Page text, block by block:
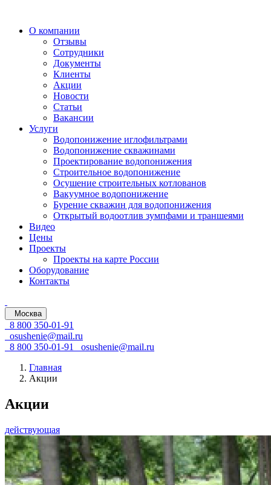
О компании
Отзывы
Сотрудники
Документы
Клиенты
Акции
Новости
Статьи
Вакансии
Услуги
Водопонижение иглофильтрами
Водопонижение скважинами
Проектирование водопонижения
Строительное водопонижение
Осушение строительных котлованов
Вакуумное водопонижение
Бурение скважин для водопонижения
Открытый водоотлив зумпфами и траншеями
Видео
Цены
Проекты
Проекты на карте России
Оборудование
Контакты
Москва
8 800 350-01-91
osushenie@mail.ru
8 800 350-01-91
osushenie@mail.ru
Главная
Акции
Акции
действующая